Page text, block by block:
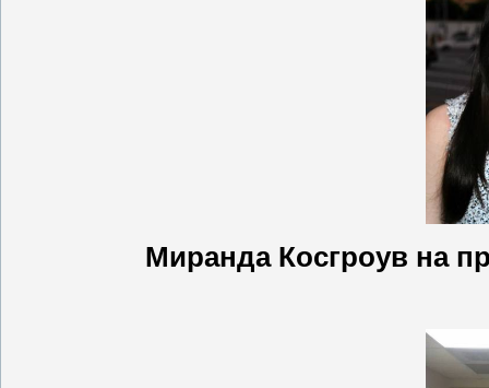
Миранда Косгроув на